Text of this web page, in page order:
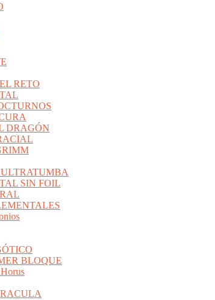
RETO
DRAGÓN
SIN FOIL
BLOQUE